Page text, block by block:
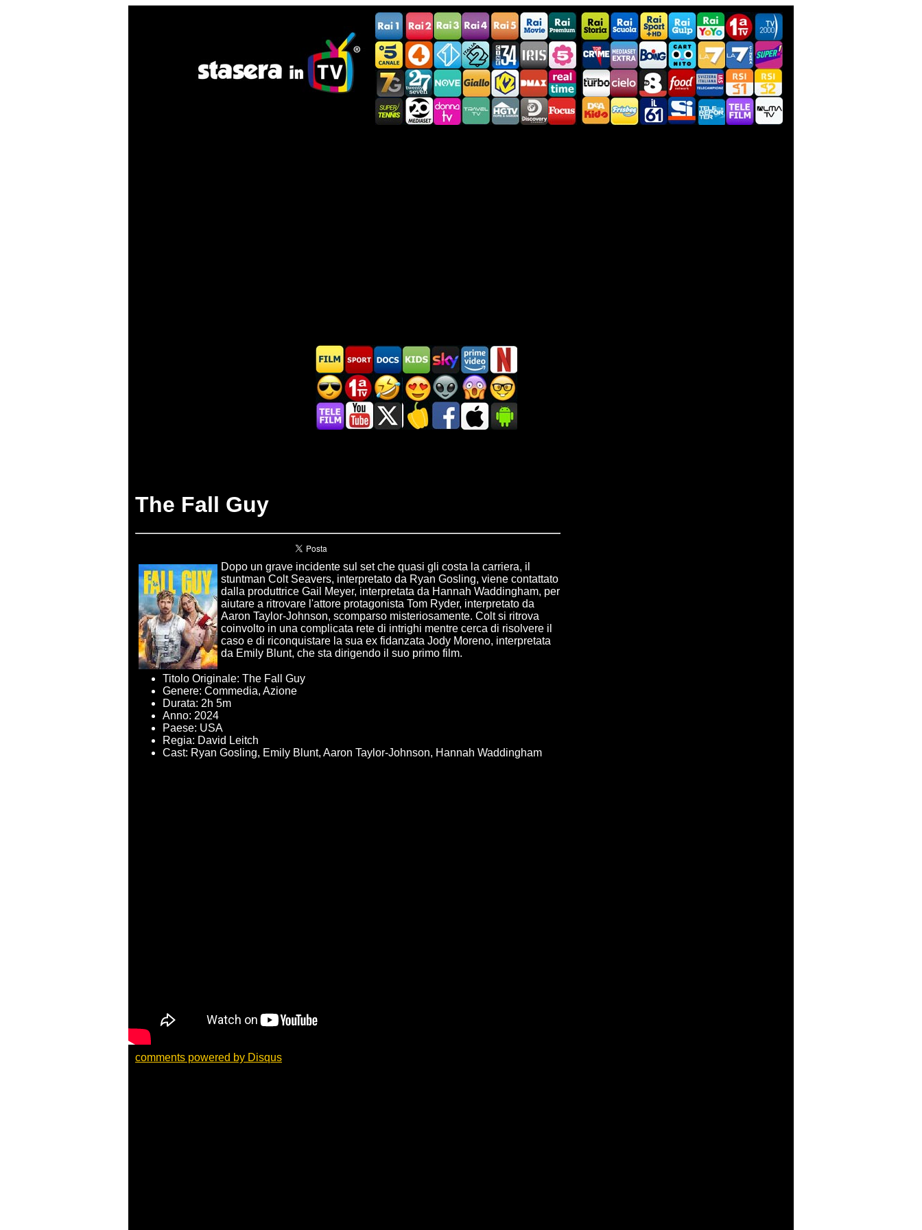
The Fall Guy
Dopo un grave incidente sul set che quasi gli costa la carriera, il
stuntman Colt Seavers, interpretato da Ryan Gosling, viene contattato
dalla produttrice Gail Meyer, interpretata da Hannah Waddingham, per
aiutare a ritrovare l'attore protagonista Tom Ryder, interpretato da
Aaron Taylor-Johnson, scomparso misteriosamente. Colt si ritrova
coinvolto in una complicata rete di intrighi mentre cerca di risolvere il
caso e di riconquistare la sua ex fidanzata Jody Moreno, interpretata
da Emily Blunt, che sta dirigendo il suo primo film.
Titolo Originale: The Fall Guy
Genere: Commedia, Azione
Durata: 2h 5m
Anno: 2024
Paese: USA
Regia: David Leitch
Cast: Ryan Gosling, Emily Blunt, Aaron Taylor-Johnson, Hannah Waddingham
comments powered by Disqus